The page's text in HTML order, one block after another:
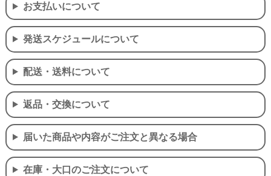
お支払いについて
発送スケジュールについて
配送・送料について
返品・交換について
届いた商品や内容がご注文と異なる場合
在庫・大口のご注文について